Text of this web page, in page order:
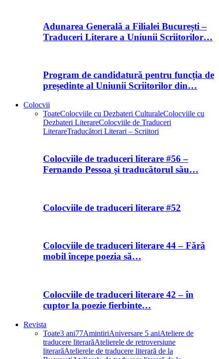
Adunarea Generală a Filialei București –
Traduceri Literare a Uniunii Scriitorilor…
Program de candidatură pentru funcția de
președinte al Uniunii Scriitorilor din…
Colocvii
ToateColocviile cu Dezbateri CulturaleColocviile cu
Dezbateri LiterareColocviile de Traduceri
LiterareTraducători Literari – Scriitori
Colocviile de traduceri literare #56 –
Fernando Pessoa și traducătorul său…
Colocviile de traduceri literare #52
Colocviile de traduceri literare 44 – Fără
mobil începe poezia să…
Colocviile de traduceri literare 42 – în
cuptor la poezie fierbinte…
Revista
Toate3 ani77AmintiriAniversare 5 aniAteliere de
traducere literarăAtelierele de retroversiune
literarăAtelierele de traducere literară de la